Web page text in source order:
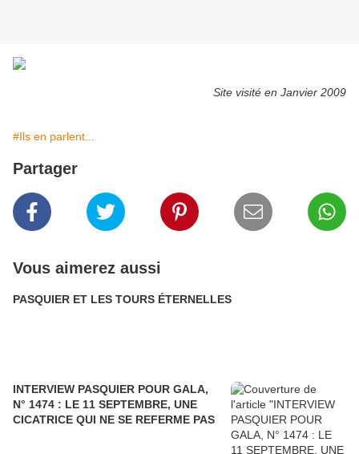
Site visité en Janvier 2009
#Ils en parlent...
Partager
Vous aimerez aussi
PASQUIER ET LES TOURS ÉTERNELLES
INTERVIEW PASQUIER POUR GALA,
N° 1474 : LE 11 SEPTEMBRE, UNE
CICATRICE QUI NE SE REFERME PAS